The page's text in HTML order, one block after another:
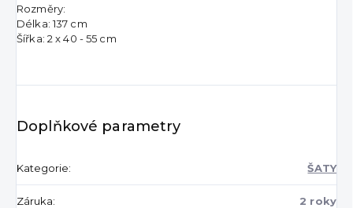
Rozměry:
Délka: 137 cm
Šířka: 2 x 40 - 55 cm
Doplňkové parametry
Kategorie: ŠATY
Záruka: 2 roky